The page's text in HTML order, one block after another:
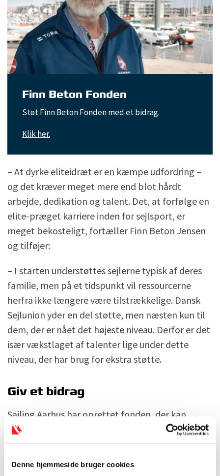
Denne hjemmeside bruger cookies
Finn Beton Fonden
Støt Finn Beton Fonden med et bidrag.
Klik her.
– At dyrke eliteidræt er en kæmpe udfordring –
og det kræver meget mere end blot hårdt
arbejde, dedikation og talent. Det, at forfølge en
elite-præget karriere inden for sejlsport, er
meget bekosteligt, fortæller Finn Beton Jensen
og tilføjer:
– I starten understøttes sejlerne typisk af deres
familie, men på et tidspunkt vil ressourcerne
herfra ikke længere være tilstrækkelige. Dansk
Sejlunion yder en del støtte, men næsten kun til
dem, der er nået det højeste niveau. Derfor er det
især vækstlaget af talenter lige under dette
niveau, der har brug for ekstra støtte.
Giv et bidrag
Sailing Aarhus har oprettet fonden, der kan
findes
. Du kan støtte sejlsporten ved at give
et bidrag, som du selv bestemmer størrelsen af.
Om begrundelsen for oprettelsen af fonden